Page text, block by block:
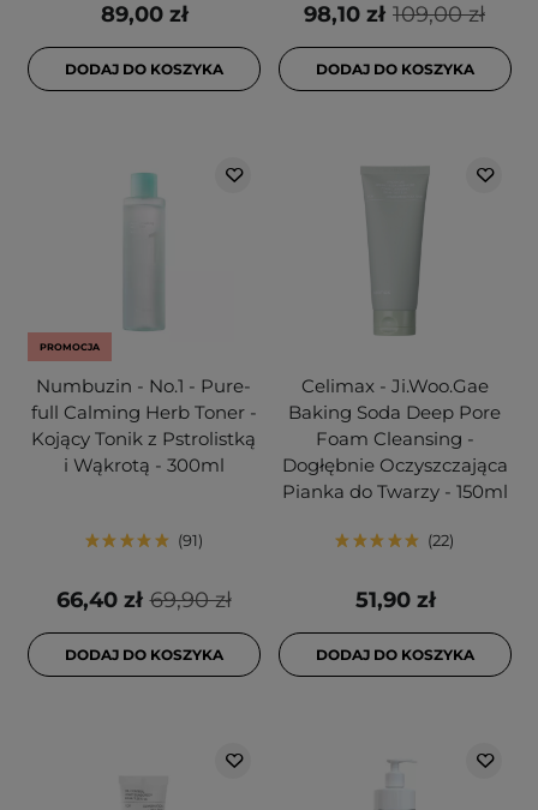
89,00 zł
DODAJ DO KOSZYKA
109,00 zł
98,10 zł
DODAJ DO KOSZYKA
PROMOCJA
Numbuzin - No.1 - Pure-
full Calming Herb Toner -
Kojący Tonik z Pstrolistką
i Wąkrotą - 300ml
91
69,90 zł
66,40 zł
DODAJ DO KOSZYKA
Celimax - Ji.Woo.Gae
Baking Soda Deep Pore
Foam Cleansing -
Dogłębnie Oczyszczająca
Pianka do Twarzy - 150ml
22
51,90 zł
DODAJ DO KOSZYKA